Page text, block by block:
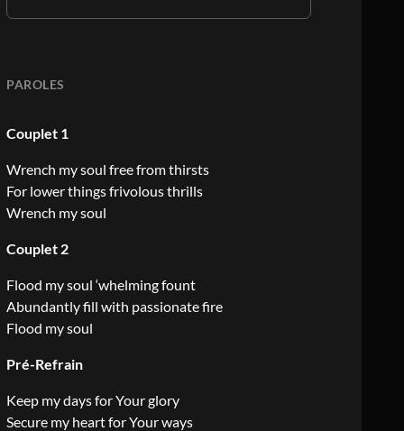
PAROLES
Couplet 1
Wrench my soul free from thirsts
For lower things frivolous thrills
Wrench my soul
Couplet 2
Flood my soul ‘whelming fount
Abundantly fill with passionate fire
Flood my soul
Pré-Refrain
Keep my days for Your glory
Secure my heart for Your ways